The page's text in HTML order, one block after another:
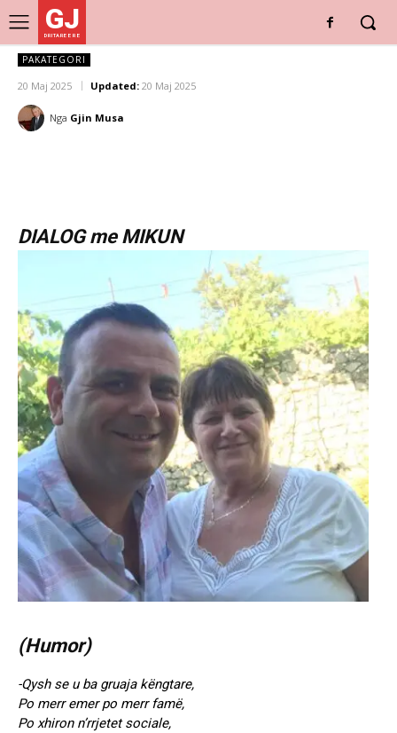
GJ
DRITARE E RE
PAKATEGORI
20 Maj 2025 Updated: 20 Maj 2025
Nga Gjin Musa
DIALOG me MIKUN
(Humor)
-Qysh se u ba gruaja këngtare,
Po merr emer po merr famë,
Po xhiron n’rrjetet sociale,